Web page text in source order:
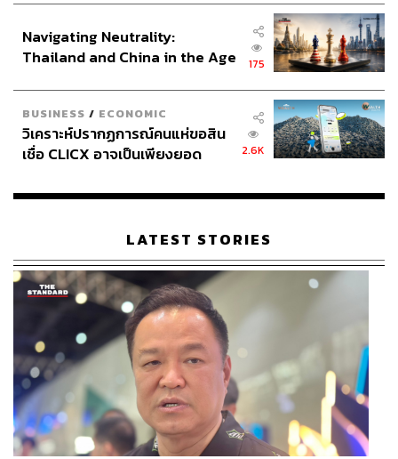
Navigating Neutrality:
Thailand and China in the Age
175
BUSINESS / ECONOMIC
วิเคราะห์ปรากฏการณ์คนแห่ขอสิน
เชื่อ CLICX อาจเป็นเพียงยอด
เรือนไทยที่ถูกซุกไว้
2.6K
LATEST STORIES